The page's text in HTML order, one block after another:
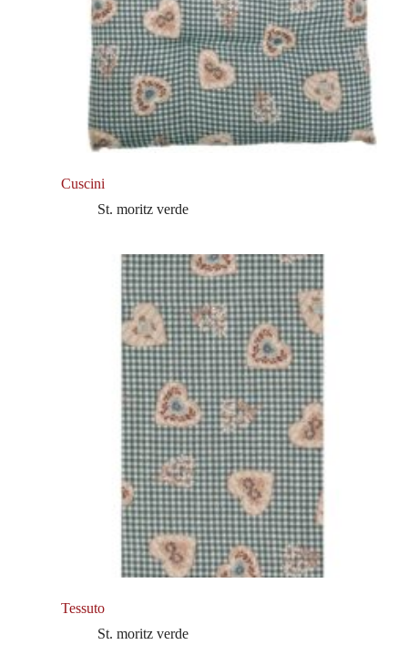
Cuscini
St. moritz verde
Tessuto
St. moritz verde